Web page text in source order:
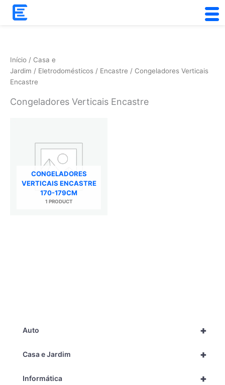
Skip
+
Auto
+
Casa e Jardim
+
Informática
Início / Casa e
Jardim / Eletrodomésticos / Encastre / Congeladores Verticais
Encastre
Congeladores Verticais Encastre
CONGELADORES
VERTICAIS ENCASTRE
170-179CM
1 PRODUCT